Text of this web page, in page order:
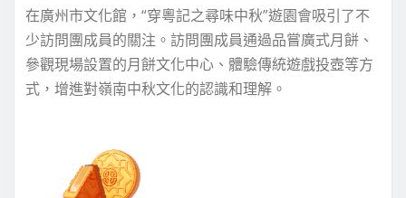
在廣州市文化館，“穿粵記之尋味中秋”遊園會吸引了不
少訪問團成員的關注。訪問團成員通過品嘗廣式月餅、
參觀現場設置的月餅文化中心、體驗傳統遊戲投壺等方
式，增進對嶺南中秋文化的認識和理解。